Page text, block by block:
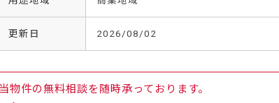
更新日 2026/08/02
件の無料相談を随時承っております。